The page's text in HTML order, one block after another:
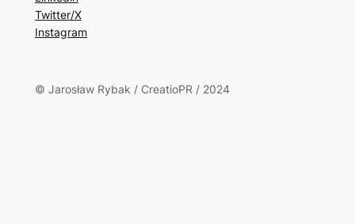
Twitter/X
Instagram
© Jarosław Rybak / CreatioPR / 2024